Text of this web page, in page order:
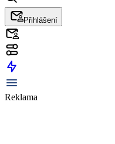
Přihlášení
Reklama